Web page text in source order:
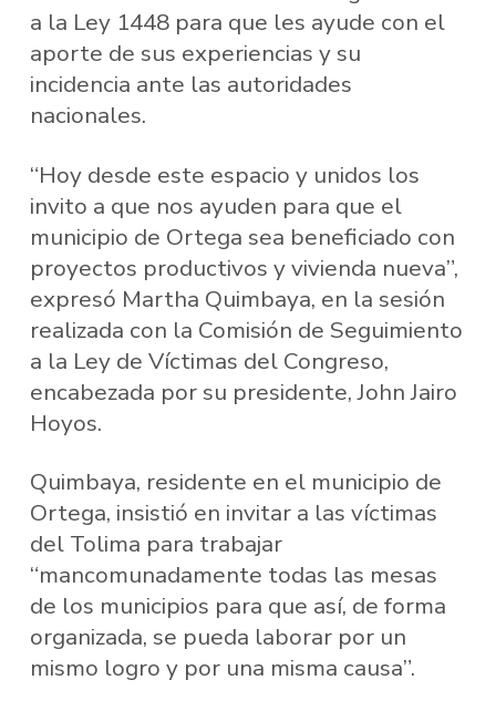
a la Ley 1448 para que les ayude con el
aporte de sus experiencias y su
incidencia ante las autoridades
nacionales.
“Hoy desde este espacio y unidos los
invito a que nos ayuden para que el
municipio de Ortega sea beneficiado con
proyectos productivos y vivienda nueva”,
expresó Martha Quimbaya, en la sesión
realizada con la Comisión de Seguimiento
a la Ley de Víctimas del Congreso,
encabezada por su presidente, John Jairo
Hoyos.
Quimbaya, residente en el municipio de
Ortega, insistió en invitar a las víctimas
del Tolima para trabajar
“mancomunadamente todas las mesas
de los municipios para que así, de forma
organizada, se pueda laborar por un
mismo logro y por una misma causa”.